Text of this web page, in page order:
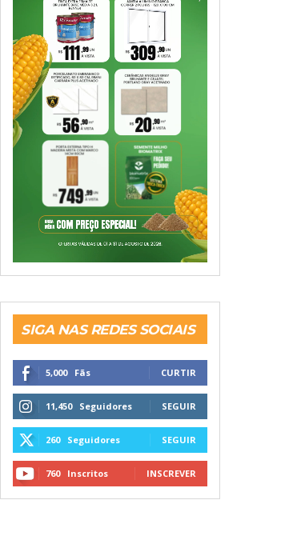
SIGA NAS REDES SOCIAIS
5,000 Fãs CURTIR
11,450 Seguidores SEGUIR
260 Seguidores SEGUIR
760 Inscritos INSCREVER